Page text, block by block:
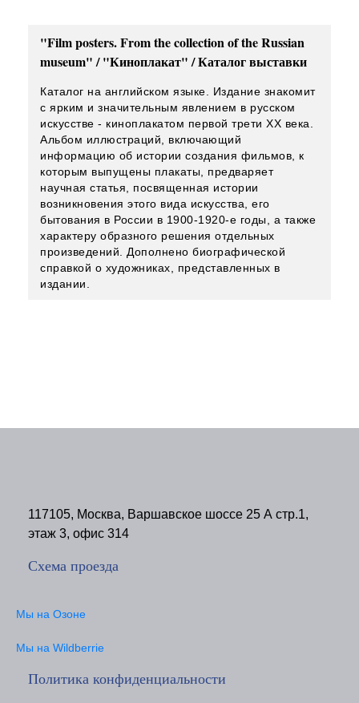
"Film posters. From the collection of the Russian
museum" / "Киноплакат" / Каталог выставки
Каталог на английском языке. Издание знакомит
с ярким и значительным явлением в русском
искусстве - киноплакатом первой трети ХХ века.
Альбом иллюстраций, включающий
информацию об истории создания фильмов, к
которым выпущены плакаты, предваряет
научная статья, посвященная истории
возникновения этого вида искусства, его
бытования в России в 1900-1920-е годы, а также
характеру образного решения отдельных
произведений. Дополнено биографической
справкой о художниках, представленных в
издании.
117105, Москва, Варшавское шоссе 25 А стр.1,
этаж 3, офис 314
Схема проезда
Мы на Озоне
Мы на Wildberrie
Политика конфиденциальности